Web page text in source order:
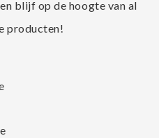
blijf op de hoogte van al
producten!